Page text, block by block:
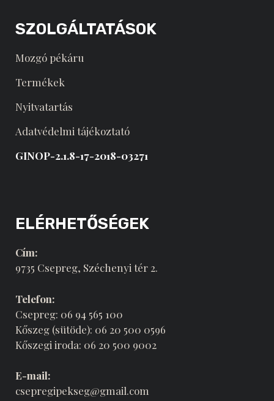
SZOLGÁLTATÁSOK
Mozgó pékáru
Termékek
Nyitvatartás
Adatvédelmi tájékoztató
GINOP-2.1.8-17-2018-03271
ELÉRHETŐSÉGEK
Cím:
9735 Csepreg, Széchenyi tér 2.
Telefon:
Csepreg: 06 94 565 100
Kőszeg (sütöde): 06 20 500 0596
Kőszegi iroda: 06 20 500 9002
E-mail:
csepregipekseg@gmail.com